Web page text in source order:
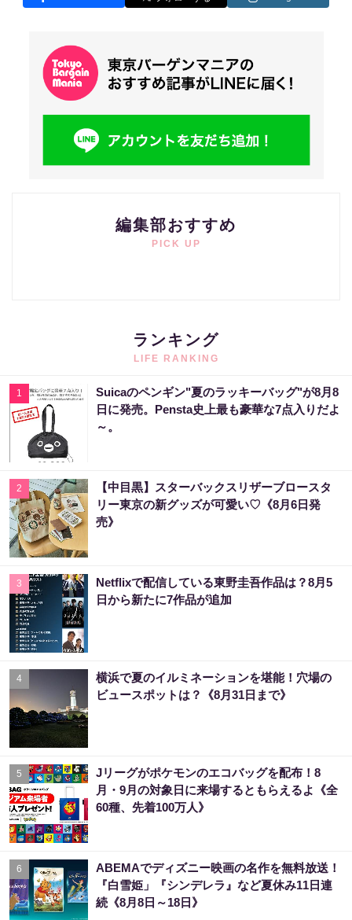
編集部おすすめ
PICK UP
ランキング
LIFE RANKING
1
Suicaのペンギン"夏のラッキーバッグ"が8月8
日に発売。Pensta史上最も豪華な7点入りだよ
～。
2
【中目黒】スターバックスリザーブロースタ
リー東京の新グッズが可愛い♡《8月6日発
売》
3
Netflixで配信している東野圭吾作品は？8月5
日から新たに7作品が追加
4
横浜で夏のイルミネーションを堪能！穴場の
ビュースポットは？《8月31日まで》
5
Jリーグがポケモンのエコバッグを配布！8
月・9月の対象日に来場するともらえるよ《全
60種、先着100万人》
6
ABEMAでディズニー映画の名作を無料放送！
『白雪姫」『シンデレラ』など夏休み11日連
続《8月8日～18日》